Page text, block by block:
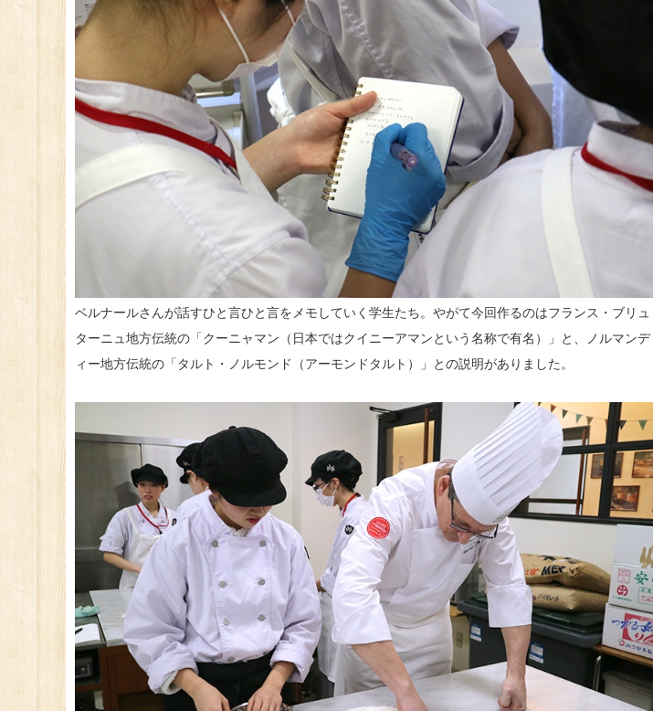
ベルナールさんが話すひと言ひと言をメモしていく学生たち。やがて今回作るのはフランス・ブリュ
ターニュ地方伝統の「クーニャマン（日本ではクイニーアマンという名称で有名）」と、ノルマンデ
ィー地方伝統の「タルト・ノルモンド（アーモンドタルト）」との説明がありました。